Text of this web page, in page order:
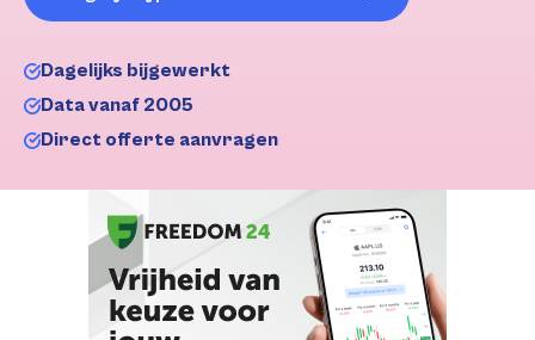
Dagelijks bijgewerkt
Data vanaf 2005
Direct offerte aanvragen